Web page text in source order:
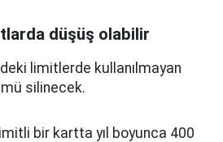
düşüş olabilir
limitlerde kullanılmayan
silinecek.
bir kartta yıl boyunca 400